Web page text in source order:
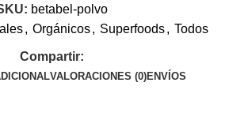
betabel-polvo
, Orgánicos , Superfoods , Todos
Compartir:
VALORACIONES (0)ENVÍOS